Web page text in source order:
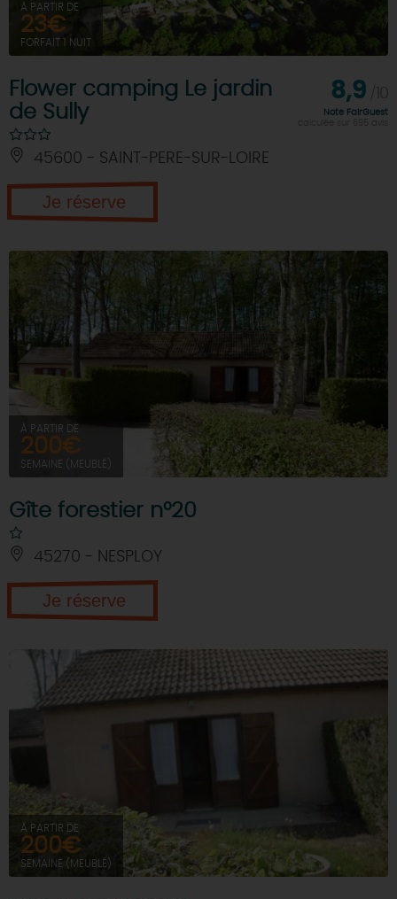
À PARTIR DE
23€
FORFAIT 1 NUIT
Flower camping Le jardin
de Sully
45600 - SAINT-PERE-SUR-LOIRE
8,9
Note FairGuest
Je réserve
À PARTIR DE
200€
SEMAINE (MEUBLÉ)
Gîte forestier n°20
45270 - NESPLOY
Je réserve
À PARTIR DE
200€
SEMAINE (MEUBLÉ)